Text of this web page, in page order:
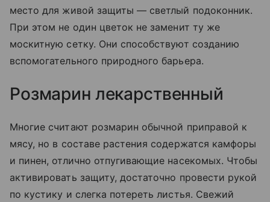
место для живой защиты — светлый подоконник.
При этом не один цветок не заменит ту же
москитную сетку. Они способствуют созданию
вспомогательного природного барьера.
Розмарин лекарственный
Многие считают розмарин обычной приправой к
мясу, но в составе растения содержатся камфоры
и пинен, отлично отпугивающие насекомых. Чтобы
активировать защиту, достаточно провести рукой
по кустику и слегка потереть листья. Свежий